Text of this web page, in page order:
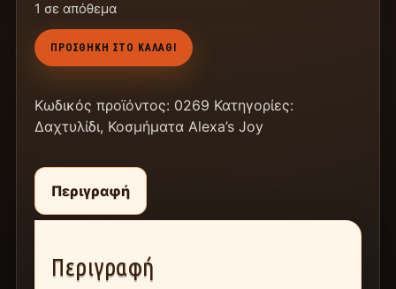
1 σε απόθεμα
ΠΡΟΣΘΉΚΗ ΣΤΟ ΚΑΛΆΘΙ
Κωδικός προϊόντος: 0269 Κατηγορίες:
Δαχτυλίδι, Κοσμήματα Alexa’s Joy
Περιγραφή
Περιγραφή